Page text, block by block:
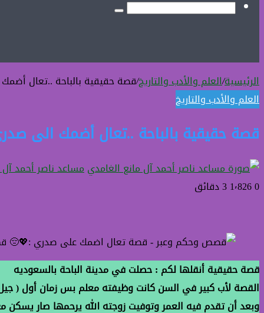
جانبي
المظلم
بحث
الرئيسية/العلم والأدب والتاريخ/قصة حقيقية بالباحة ..تعال
العلم والأدب والتاريخ
قصة حقيقية بالباحة ..تعال أضمك الى
مساعد ناصر أحمد آل
0
3 دقائق
قصة حقيقية أنقلها لكم : حصلت في مدينة الباحة بالسعوديه
القصة لأب كبير في السن كانت وظيفته معلم بس زمان أول (
وبعد أن تقدم فيه العمر وتوفيت زوجته الله يرحمها صار يسكن